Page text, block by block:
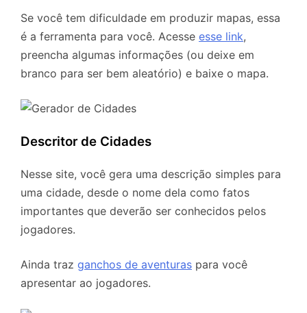
Se você tem dificuldade em produzir mapas, essa
é a ferramenta para você. Acesse esse link,
preencha algumas informações (ou deixe em
branco para ser bem aleatório) e baixe o mapa.
Descritor de Cidades
Nesse site, você gera uma descrição simples para
uma cidade, desde o nome dela como fatos
importantes que deverão ser conhecidos pelos
jogadores.
Ainda traz ganchos de aventuras para você
apresentar ao jogadores.